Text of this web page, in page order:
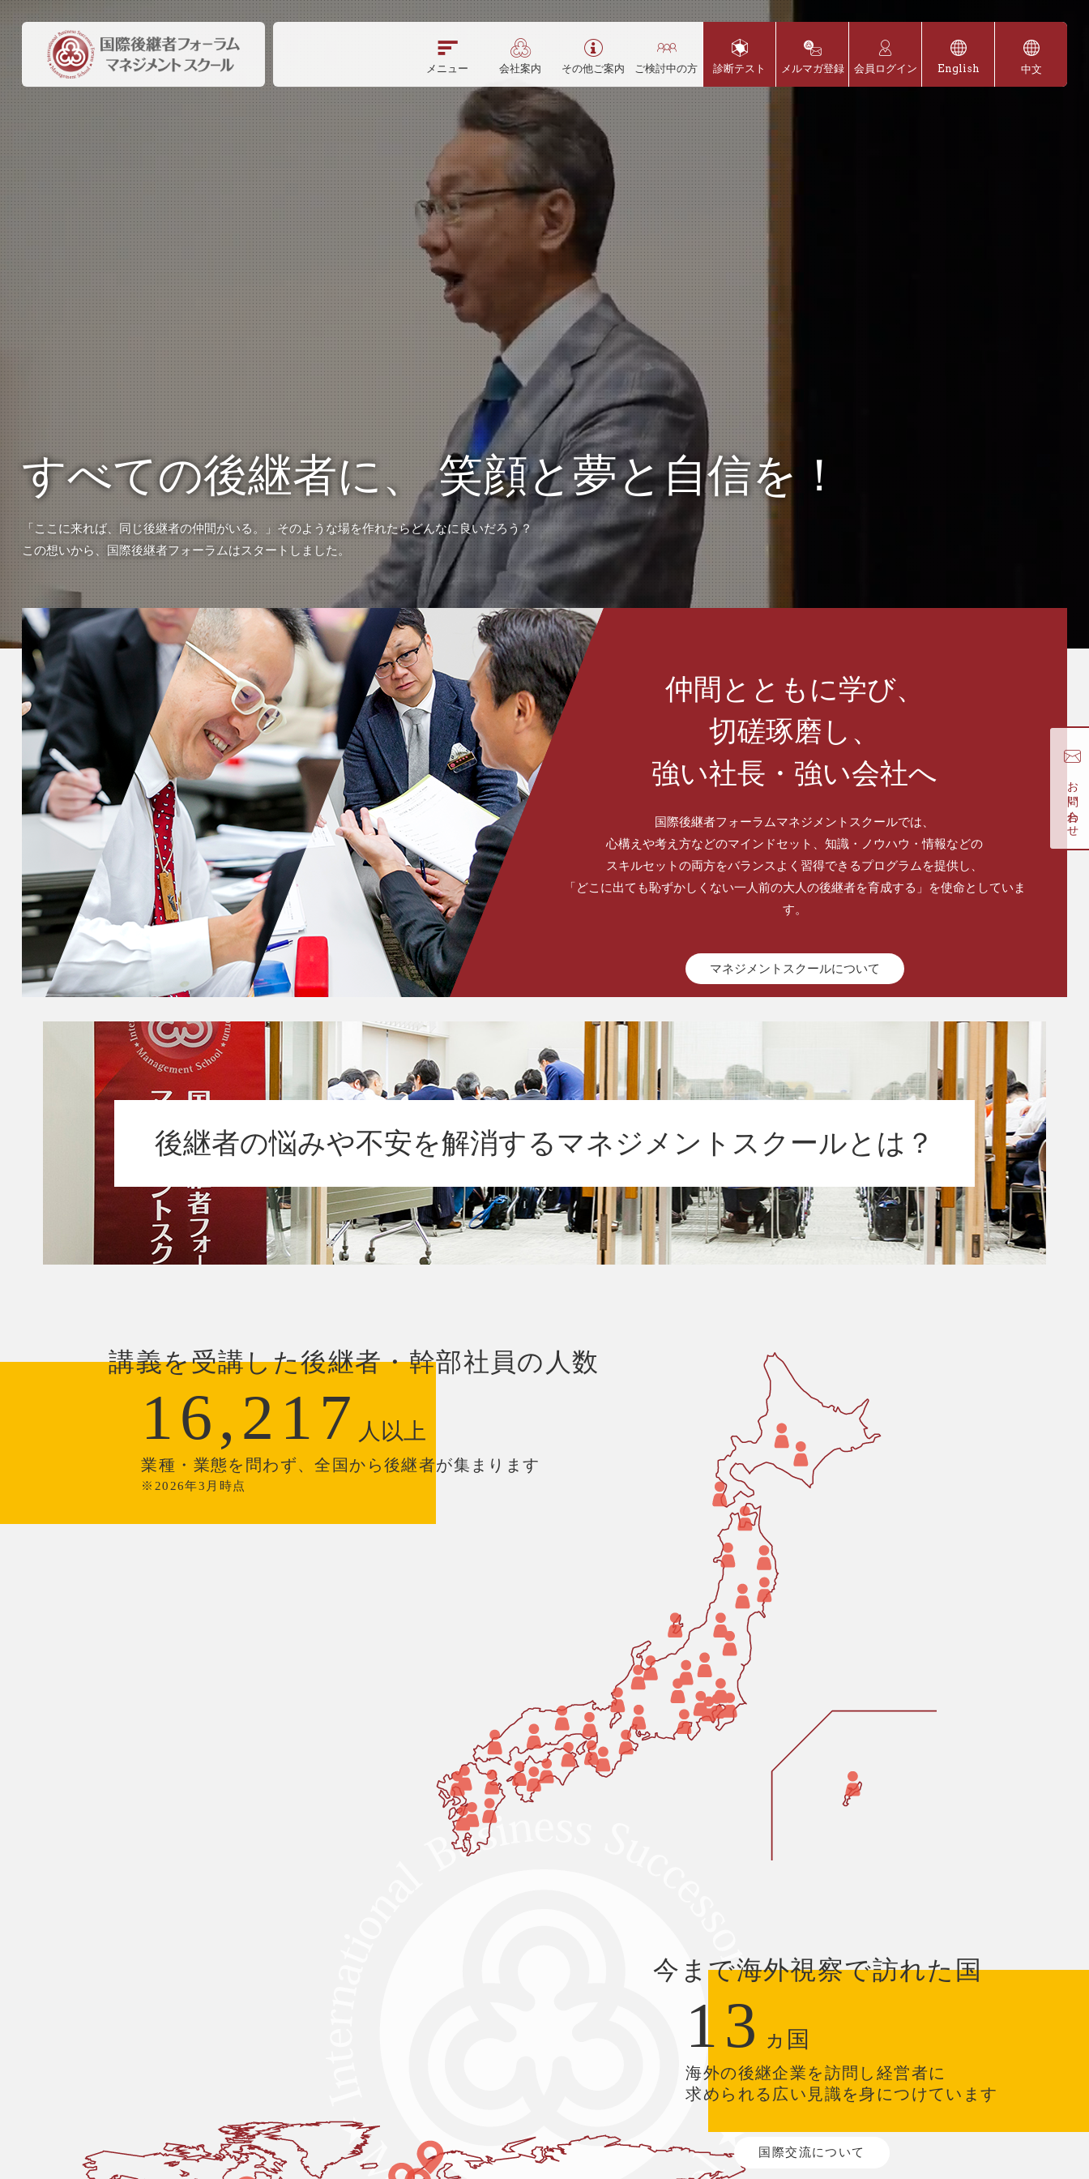
メニュー 会社案内 その他ご案内 ご検討中の方 診断テスト メルマガ登録 会員ログイン English 中文
お問い合わせ
すべての後継者に、笑顔と夢と自信を！
「ここに来れば、同じ後継者の仲間がいる。」そのような場を作れたらどんなに良いだろう？
この想いから、国際後継者フォーラムはスタートしました。
仲間とともに学び、
切磋琢磨し、
強い社長・強い会社へ
国際後継者フォーラムマネジメントスクールでは、
心構えや考え方などのマインドセット、知識・ノウハウ・情報などの
スキルセットの両方をバランスよく習得できるプログラムを提供し、
「どこに出ても恥ずかしくない一人前の大人の後継者を育成する」を使命としていま
す。
マネジメントスクールについて
後継者の悩みや不安を解消するマネジメントスクールとは？
講義を受講した後継者・幹部社員の人数
16,217 人以上
業種・業態を問わず、全国から後継者が集まります
※2026年3月時点
今まで海外視察で訪れた国
13 ヵ国
海外の後継企業を訪問し経営者に
求められる広い見識を身につけています
国際交流について